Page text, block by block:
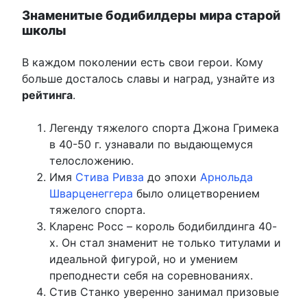
Знаменитые бодибилдеры мира старой
школы
В каждом поколении есть свои герои. Кому
больше досталось славы и наград, узнайте из
рейтинга.
Легенду тяжелого спорта Джона Гримека
в 40-50 г. узнавали по выдающемуся
телосложению.
Имя Стива Ривза до эпохи Арнольда
Шварценеггера было олицетворением
тяжелого спорта.
Кларенс Росс – король бодибилдинга 40-
х. Он стал знаменит не только титулами и
идеальной фигурой, но и умением
преподнести себя на соревнованиях.
Стив Станко уверенно занимал призовые